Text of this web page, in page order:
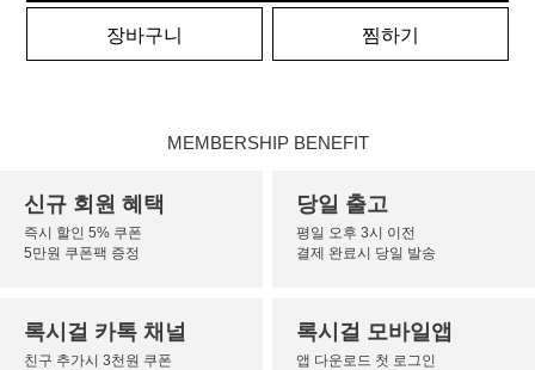
장바구니 찜하기
MEMBERSHIP BENEFIT
신규 회원 혜택
즉시 할인 5% 쿠폰
5만원 쿠폰팩 증정
당일 출고
평일 오후 3시 이전
결제 완료시 당일 발송
록시걸 카톡 채널
친구 추가시 3천원 쿠폰
록시걸 모바일앱
앱 다운로드 첫 로그인